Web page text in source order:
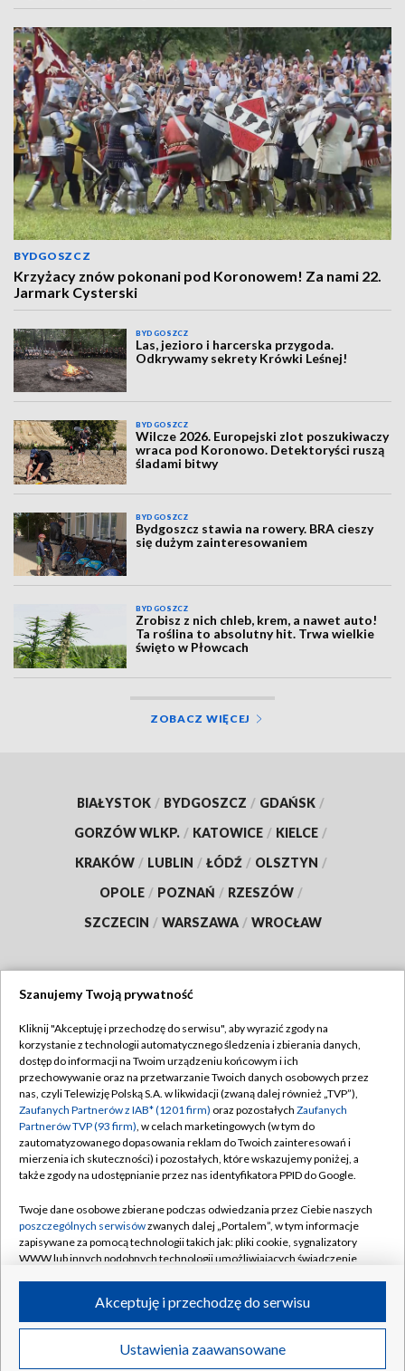
BYDGOSZCZ
Krzyżacy znów pokonani pod Koronowem! Za nami 22.
Jarmark Cysterski
BYDGOSZCZ
Las, jezioro i harcerska przygoda.
Odkrywamy sekrety Krówki Leśnej!
BYDGOSZCZ
Wilcze 2026. Europejski zlot poszukiwaczy
wraca pod Koronowo. Detektoryści ruszą
śladami bitwy
BYDGOSZCZ
Bydgoszcz stawia na rowery. BRA cieszy
się dużym zainteresowaniem
BYDGOSZCZ
Zrobisz z nich chleb, krem, a nawet auto!
Ta roślina to absolutny hit. Trwa wielkie
święto w Płowcach
ZOBACZ WIĘCEJ
BIAŁYSTOK / BYDGOSZCZ / GDAŃSK /
GORZÓW WLKP. / KATOWICE / KIELCE /
KRAKÓW / LUBLIN / ŁÓDŹ / OLSZTYN /
OPOLE / POZNAŃ / RZESZÓW /
SZCZECIN / WARSZAWA / WROCŁAW
TVP
Abonament TVP
Emisja w TVP
Centrum informacji TVP
Naziemna Telewizja Cyfrowa
Rada Programowa
System NOS
Informacje o nadawcy
Program dla prasy
Regulamin TVP
Polityka prywatności
Moje zgody
Pomoc
Kontakt
Kanały
©2026 Telewizja Polska S.A. w likwidacji
Szanujemy Twoją prywatność
Kliknij "Akceptuję i przechodzę do serwisu", aby wyrazić zgody na
korzystanie z technologii automatycznego śledzenia i zbierania danych,
dostęp do informacji na Twoim urządzeniu końcowym i ich
przechowywanie oraz na przetwarzanie Twoich danych osobowych przez
nas, czyli Telewizję Polską S.A. w likwidacji (zwaną dalej również „TVP”),
Zaufanych Partnerów z IAB* (1201 firm) oraz pozostałych Zaufanych
Partnerów TVP (93 firm), w celach marketingowych (w tym do
zautomatyzowanego dopasowania reklam do Twoich zainteresowań i
mierzenia ich skuteczności) i pozostałych, które wskazujemy poniżej, a
także zgody na udostępnianie przez nas identyfikatora PPID do Google.
Twoje dane osobowe zbierane podczas odwiedzania przez Ciebie naszych
poszczególnych serwisówzwanych dalej „Portalem”, w tym informacje
zapisywane za pomocą technologii takich jak: pliki cookie, sygnalizatory
WWW lub innych podobnych technologii umożliwiających świadczenie
ruchu w Internecie.
Twoje dane osobowe zbierane podczas odwiedzania przez Ciebie
poszczególnych serwisówna Portalu, takie jak adresy IP, identyfikatory
Ustawienia zaawansowane
Akceptuję i przechodzę do serwisu